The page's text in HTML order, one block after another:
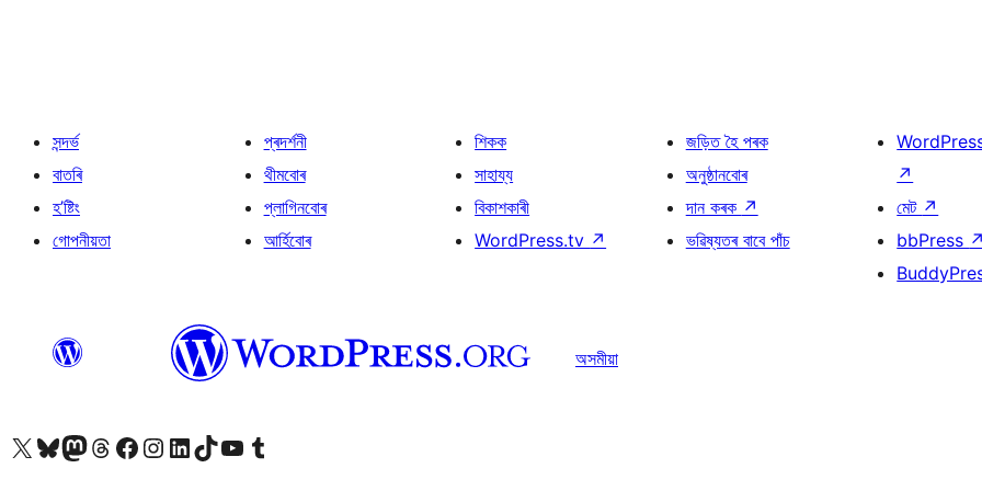
সন্দৰ্ভ
বাতৰি
হ’ষ্টিং
গোপনীয়তা
প্ৰদৰ্শনী
থীমবোৰ
প্লাগিনবোৰ
আৰ্হিবোৰ
শিকক
সাহায্য
বিকাশকাৰী
WordPress.tv ↗
জড়িত হৈ পৰক
অনুষ্ঠানবোৰ
দান কৰক ↗
ভৱিষ্যতৰ বাবে পাঁচ
↗
মেট ↗
bbPress ↗
অসমীয়া
আমাৰ X (আগৰ Twitter) একাউণ্টলৈ যাওকআমাৰ Bluesky একাউণ্টলৈ যাওকআমাৰ Mastodon একাউণ্টলৈ যাওকআমাৰ Threads একাউণ্টলৈ যাওকআমাৰ Facebook পৃষ্ঠালৈ যাওকআমাৰ Instagram একাউণ্টলৈ যাওকআমাৰ LinkedIn একাউণ্টলৈ যাওকআমাৰ TikTok একাউণ্টলৈ যাওকআমাৰ YouTube চেনেললৈ যাওকআমাৰ Tumblr একাউণ্টলৈ যাওক